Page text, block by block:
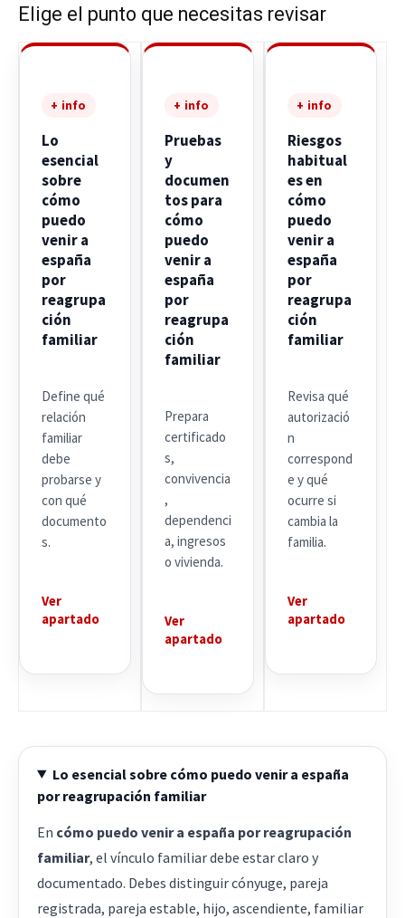
Elige el punto que necesitas revisar
+ info
Lo
esencial
sobre
cómo
puedo
venir a
españa
por
reagrupa
ción
familiar
Define qué
relación
familiar
debe
probarse y
con qué
documento
s.
Ver
apartado
+ info
Pruebas
y
documen
tos para
cómo
puedo
venir a
españa
por
reagrupa
ción
familiar
Prepara
certificado
s,
convivencia
,
dependenci
a, ingresos
o vivienda.
Ver
apartado
+ info
Riesgos
habitual
es en
cómo
puedo
venir a
españa
por
reagrupa
ción
familiar
Revisa qué
autorizació
n
correspond
e y qué
ocurre si
cambia la
familia.
Ver
apartado
Lo esencial sobre cómo puedo venir a españa
por reagrupación familiar
En cómo puedo venir a españa por reagrupación
familiar, el vínculo familiar debe estar claro y
documentado. Debes distinguir cónyuge, pareja
registrada, pareja estable, hijo, ascendiente, familiar